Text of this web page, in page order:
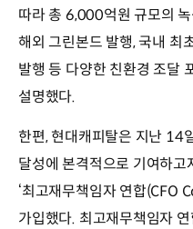
따라 총 6,000억원 규모의
해외 그린본드 발행, 국내 최
발행 등 다양한 친환경 조달
설명했다.
한편, 현대캐피탈은 지난 14
달성에 본격적으로 기여하
‘최고재무책임자 연합(CFO
가입했다. 최고재무책임자